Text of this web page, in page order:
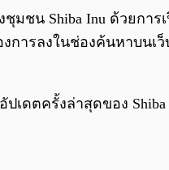
มชน Shiba Inu ด้วยก
ารลงในช่องค้นหาบนเ
เดตครั้งล่าสุดของ